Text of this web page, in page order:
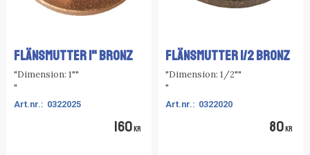
FLÄNSMUTTER 1" BRONZ
"Dimension: 1""
"
0322025
160 KR
FLÄNSMUTTER 1/2 BRONZ
"Dimension: 1/2""
"
0322020
80 KR